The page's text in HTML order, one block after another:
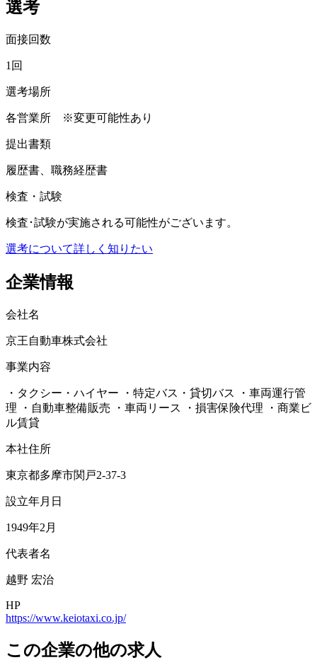
選考
面接回数
1回
選考場所
各営業所 ※変更可能性あり
提出書類
履歴書、職務経歴書
検査・試験
検査･試験が実施される可能性がございます。
選考について詳しく知りたい
企業情報
会社名
京王自動車株式会社
事業内容
・タクシー・ハイヤー ・特定バス・貸切バス ・車両運行管
理 ・自動車整備販売 ・車両リース ・損害保険代理 ・商業ビ
ル賃貸
本社住所
東京都多摩市関戸2-37-3
設立年月日
1949年2月
代表者名
越野 宏治
HP
https://www.keiotaxi.co.jp/
この企業の他の求人